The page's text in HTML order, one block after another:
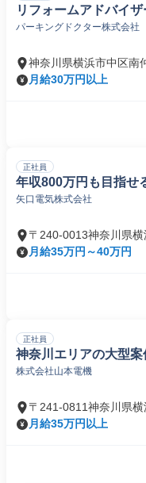
リフォームアドバイザ
パーキングドクター株式会社
神奈川県横浜市中区南
月給30万円以上
正社員
年収800万円も目指せ
矢口電気株式会社
〒240-0013神奈川県横
町
月給35万円～40万円
正社員
神奈川エリアの大型
株式会社山本電機
〒241-0811神奈川県
月給35万円以上